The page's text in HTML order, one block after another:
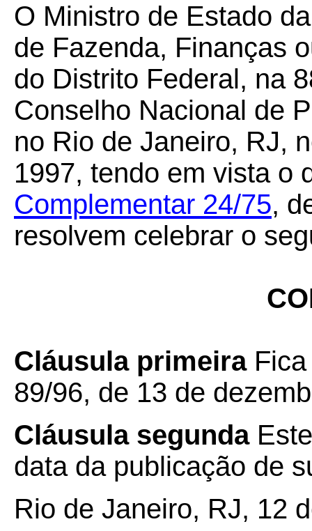
O Ministro de Estado
de Fazenda, Finanças
do Distrito Federal, na
Conselho Nacional de
no Rio de Janeiro, RJ,
1997, tendo em vista o
Complementar 24/75,
resolvem celebrar o
Cláusula primeira
89/96, de 13 de
Cláusula segunda
data da publicação de
Rio de Janeiro, RJ, 12